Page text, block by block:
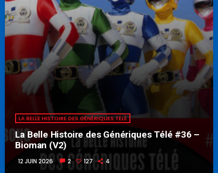
LA BELLE HISTOIRE DES GÉNÉRIQUES TÉLÉ
La Belle Histoire des Génériques Télé #36 –
Bioman (V2)
12 JUIN 2026 2 127 4